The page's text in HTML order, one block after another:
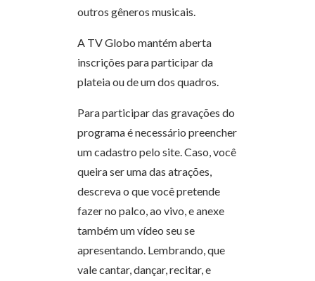
outros gêneros musicais.
A TV Globo mantém aberta
inscrições para participar da
plateia ou de um dos quadros.
Para participar das gravações do
programa é necessário preencher
um cadastro pelo site. Caso, você
queira ser uma das atrações,
descreva o que você pretende
fazer no palco, ao vivo, e anexe
também um vídeo seu se
apresentando. Lembrando, que
vale cantar, dançar, recitar, e